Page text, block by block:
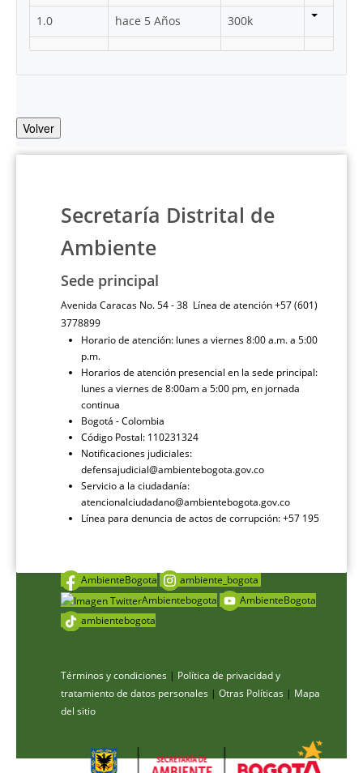
1.0
hace 5 Años 300k
Volver
Secretaría Distrital de
Ambiente
Sede principal
Avenida Caracas No. 54 - 38 Línea de atención +57 (601)
3778899
Horario de atención: lunes a viernes 8:00 a.m. a 5:00
p.m.
Horarios de atención presencial en la sede principal:
lunes a viernes de 8:00am a 5:00 pm, en jornada
continua
Bogotá - Colombia
Código Postal: 110231324
Notificaciones judiciales:
defensajudicial@ambientebogota.gov.co
Servicio a la ciudadanía:
atencionalciudadano@ambientebogota.gov.co
Línea para denuncia de actos de corrupción: +57 195
AmbienteBogota
ambiente_bogota
Ambientebogota
AmbienteBogota
ambientebogota
Términos y condiciones | Política de privacidad y
tratamiento de datos personales | Otras Políticas | Mapa
del sitio